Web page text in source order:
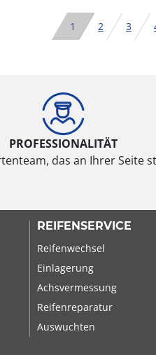
1 2 3
PROFESSIONALITÄT
das an Ihrer Seite
REIFENSERVICE
Reifenwechsel
Einlagerung
Achsvermessung
Reifenreparatur
Auswuchten